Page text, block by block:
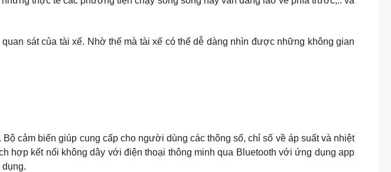
sát của tài xế. Nhờ thế mà tài xế có thể dễ dàng nhìn được những không gian
cảm biến giúp cung cấp cho người dùng các thông số, chỉ số về áp suất và nhiệt
hợp kết nối không dây với điện thoại thông minh qua Bluetooth với ứng dụng app